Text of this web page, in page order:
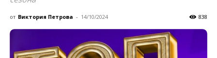
от Виктория Петрова - 14/10/2024 838